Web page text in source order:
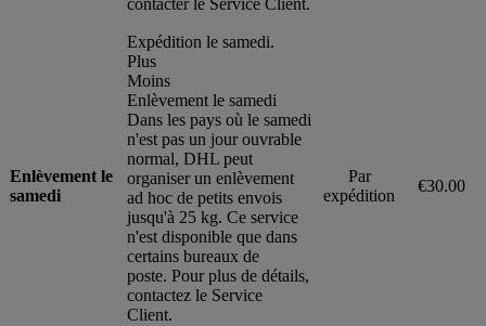
contacter le Service Client.
Enlèvement le
samedi
Expédition le samedi.
Plus
Moins
Enlèvement le samedi
Dans les pays où le samedi
n'est pas un jour ouvrable
normal, DHL peut
organiser un enlèvement
ad hoc de petits envois
jusqu'à 25 kg. Ce service
n'est disponible que dans
certains bureaux de
poste. Pour plus de détails,
contactez le Service
Client.
Par
expédition
€30.00